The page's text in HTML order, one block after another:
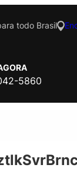
todo Brasil
5860